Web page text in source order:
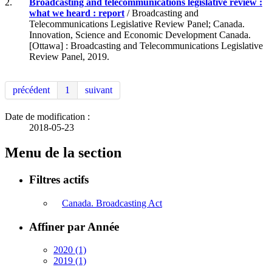
what we heard : report / Broadcasting and
Telecommunications Legislative Review Panel; Canada.
Innovation, Science and Economic Development Canada.
[Ottawa] : Broadcasting and Telecommunications Legislative
Review Panel, 2019.
précédent 1 suivant
Date de modification :
2018-05-23
Menu de la section
Filtres actifs
Canada. Broadcasting Act
Affiner par Année
2020 (1)
2019 (1)